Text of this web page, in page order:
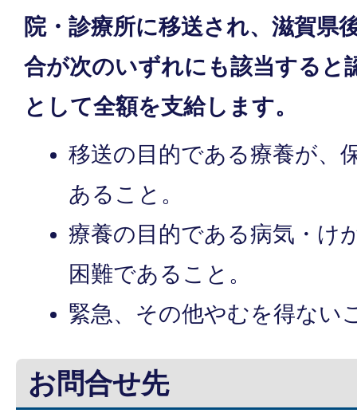
院・診療所に移送され、滋賀県
合が次のいずれにも該当すると
として全額を支給します。
移送の目的である療養が、
あること。
療養の目的である病気・け
困難であること。
緊急、その他やむを得ない
お問合せ先